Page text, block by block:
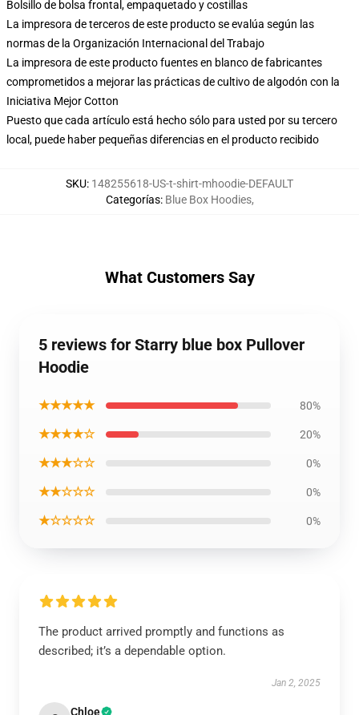
Bolsillo de bolsa frontal, empaquetado y costillas
La impresora de terceros de este producto se evalúa según las
normas de la Organización Internacional del Trabajo
La impresora de este producto fuentes en blanco de fabricantes
comprometidos a mejorar las prácticas de cultivo de algodón con la
Iniciativa Mejor Cotton
Puesto que cada artículo está hecho sólo para usted por su tercero
local, puede haber pequeñas diferencias en el producto recibido
SKU: 148255618-US-t-shirt-mhoodie-DEFAULT
Categorías: Blue Box Hoodies,
What Customers Say
5 reviews for Starry blue box Pullover
Hoodie
★★★★★ 80%
★★★★☆ 20%
★★★☆☆ 0%
★★☆☆☆ 0%
★☆☆☆☆ 0%
The product arrived promptly and functions as
described; it’s a dependable option.
Jan 2, 2025
Chloe